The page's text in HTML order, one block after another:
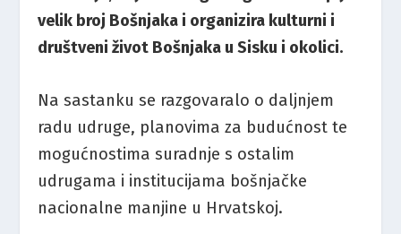
velik broj Bošnjaka i organizira kulturni i
društveni život Bošnjaka u Sisku i okolici.
Na sastanku se razgovaralo o daljnjem
radu udruge, planovima za budućnost te
mogućnostima suradnje s ostalim
udrugama i institucijama bošnjačke
nacionalne manjine u Hrvatskoj.